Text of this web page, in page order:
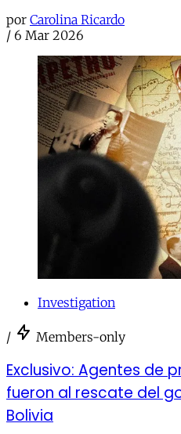
por Carolina Ricardo
/ 6 Mar 2026
Investigation
/ Members-only
Exclusivo: Agentes de
fueron al rescate del
Bolivia